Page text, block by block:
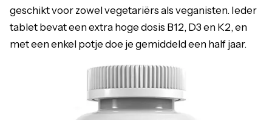
geschikt voor zowel vegetariërs als veganisten. Ieder
tablet bevat een extra hoge dosis B12, D3 en K2, en
met een enkel potje doe je gemiddeld een half jaar.